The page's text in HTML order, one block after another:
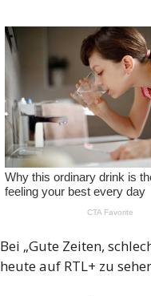
Bei „Gute Zeiten,
heute auf RTL+ zu